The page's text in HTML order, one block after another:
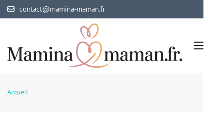
Aller
au
(Pressez
Entrée)
contact@mamina-maman.fr
Accueil